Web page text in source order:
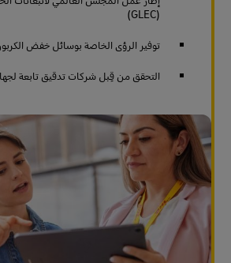
(GLEC)
توفير الرؤى الخاصة بوسائل خفض
التحقق من قِبل شركات تدقيق تابعة